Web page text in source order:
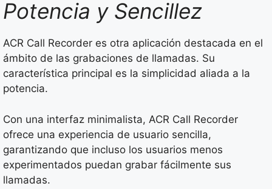
Potencia y Sencillez
ACR Call Recorder es otra aplicación destacada en el
ámbito de las grabaciones de llamadas. Su
característica principal es la simplicidad aliada a la
potencia.
Con una interfaz minimalista, ACR Call Recorder
ofrece una experiencia de usuario sencilla,
garantizando que incluso los usuarios menos
experimentados puedan grabar fácilmente sus
llamadas.